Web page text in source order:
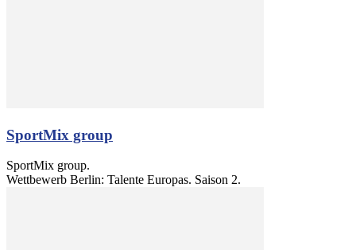
SportMix group
SportMix group.
Wettbewerb Berlin: Talente Europas. Saison 2.